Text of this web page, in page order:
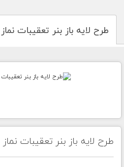
طرح لایه باز بنر تعقیبات
طرح لایه باز بنر تعقیبات